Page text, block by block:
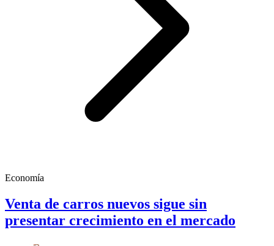
Economía
Venta de carros nuevos sigue sin
presentar crecimiento en el mercado